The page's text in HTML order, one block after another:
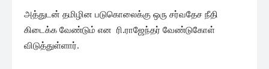
அத்துடன் தமிழின படுகொலைக்கு ஒரு சர்வதேச நீதி
கிடைக்க வேண்டும் என ரி.ராஜேந்தர் வேண்டுகோள்
விடுத்துள்ளார்.